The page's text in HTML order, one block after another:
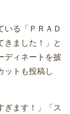
いる「ＰＲＡＤ
ました！」と
ディネートを披
ットも投稿し
ぎます！」「ス